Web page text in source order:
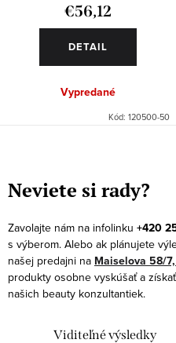
€56,12
DETAIL
Vypredané
Kód: 120500-50
v
l
á
d
a
c
i
Neviete si rady?
Zavolajte nám na infolinku +420
s výberom. Alebo ak plánujete
našej predajni na Maiselova 58/
produkty osobne vyskúšať a
našich beauty konzultantiek.
Viditeľné výsledky